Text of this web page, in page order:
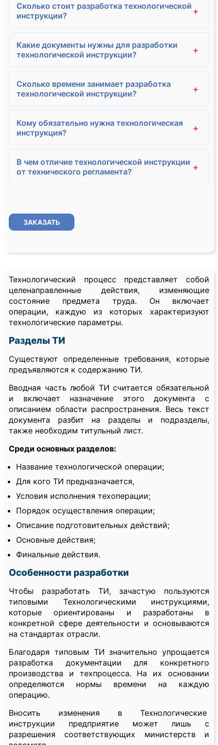
Сколько стоит разработка технологической
инструкции?
+
Какие документы нужны для разработки
технологической инструкции?
+
Сколько времени занимает разработка
технологической инструкции?
+
Кому обязательно нужна технологическая
инструкция?
+
В чем отличие технологической инструкции
от технического регламента?
+
ЗАКАЗАТЬ
Технологический процесс представляет собой
целенаправленные действия, изменяющие
состояние предмета труда. Он включает
операции, каждую из которых характеризуют
технологические параметры.
Разделы ТИ
Существуют определенные требования, которые
предъявляются к содержанию ТИ.
Вводная часть любой ТИ считается обязательной
и включает назначение этого документа с
описанием области распространения. Весь текст
документа разбит на разделы и подразделы,
также необходим титульный лист.
Среди основных разделов:
Название технологической операции;
Для кого ТИ предназначается,
Условия исполнения техоперации;
Порядок осуществления операции;
Описание подготовительных действий;
Основные действия;
Финальные действия.
Особенности разработки
Чтобы разработать ТИ, зачастую пользуются
типовыми Технологическими инструкциями,
которые ориентированы и разработаны в
конкретной сфере деятельности и основываются
на стандартах отрасли.
Благодаря типовым ТИ значительно упрощается
разработка документации для конкретного
производства и техпроцесса. На их основании
определяются нормы времени на каждую
операцию.
Вносить изменения в Технологические
инструкции предприятие может лишь с
разрешения соответствующих министерств и